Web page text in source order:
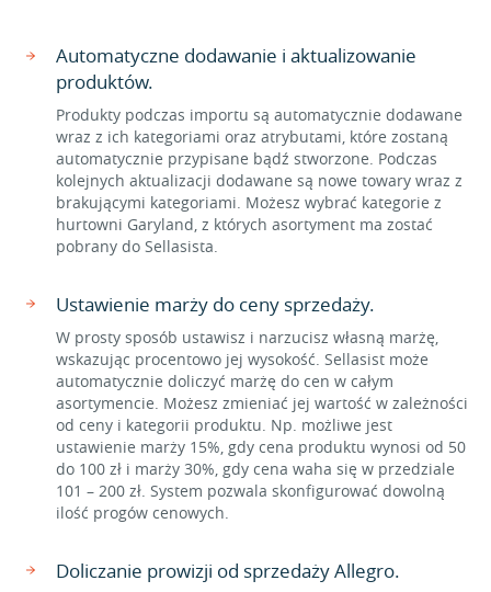
Automatyczne dodawanie i aktualizowanie
produktów.
Produkty podczas importu są automatycznie dodawane
wraz z ich kategoriami oraz atrybutami, które zostaną
automatycznie przypisane bądź stworzone. Podczas
kolejnych aktualizacji dodawane są nowe towary wraz z
brakującymi kategoriami. Możesz wybrać kategorie z
hurtowni Garyland, z których asortyment ma zostać
pobrany do Sellasista.
Ustawienie marży do ceny sprzedaży.
W prosty sposób ustawisz i narzucisz własną marżę,
wskazując procentowo jej wysokość. Sellasist może
automatycznie doliczyć marżę do cen w całym
asortymencie. Możesz zmieniać jej wartość w zależności
od ceny i kategorii produktu. Np. możliwe jest
ustawienie marży 15%, gdy cena produktu wynosi od 50
do 100 zł i marży 30%, gdy cena waha się w przedziale
101 – 200 zł. System pozwala skonfigurować dowolną
ilość progów cenowych.
Doliczanie prowizji od sprzedaży Allegro.